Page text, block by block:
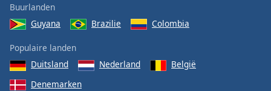
Buurlanden
Guyana
Brazilie Colombia
Populaire landen
Duitsland
Nederland
België
Denemarken